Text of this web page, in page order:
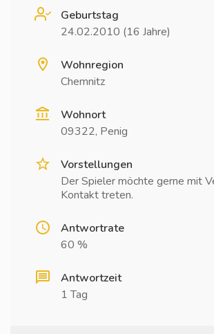
Geburtstag
24.02.2010 (16 Jahre)
Wohnregion
Chemnitz
Wohnort
09322, Penig
Vorstellungen
Der Spieler möchte gerne mit
Kontakt treten.
Antwortrate
60 %
Antwortzeit
1 Tag